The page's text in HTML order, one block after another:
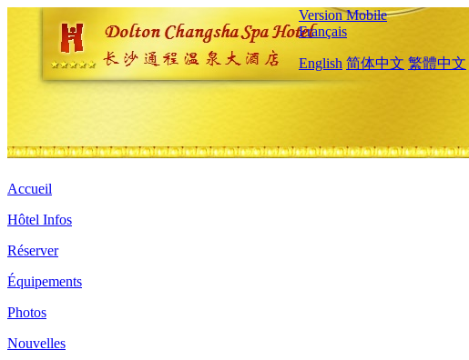
Version Mobile
Français
English 简体中文 繁體中文
Accueil
Hôtel Infos
Réserver
Équipements
Photos
Nouvelles